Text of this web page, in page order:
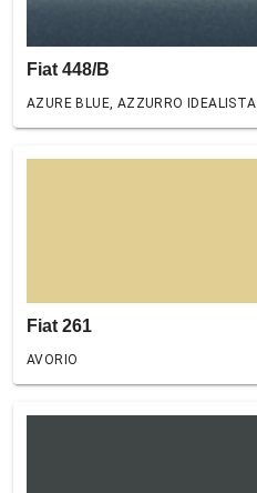
Fiat 448/B
AZURE BLUE, AZZURRO IDEALISTA
Fiat 261
AVORIO